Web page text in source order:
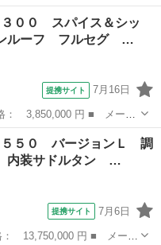
レード名： ＬＳ４６０
■ ミッション： ...
３００ スパイス＆シッ
ルーフ フルセグ …
提携サイト 7月16日
レード名： ＮＸ３０
ーフ フルセグ メモリー
５５０ バージョンＬ 調
内装サドルタン …
提携サイト 7月6日